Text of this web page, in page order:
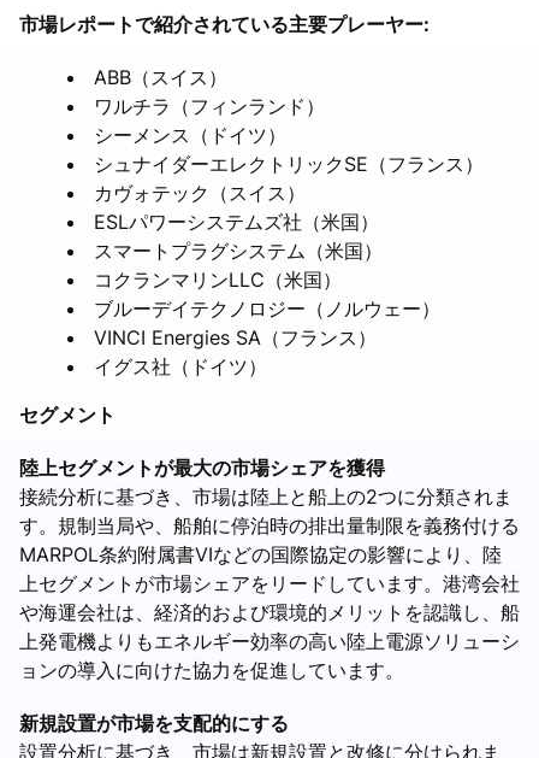
市場レポートで紹介されている主要プレーヤー:
ABB（スイス）
ワルチラ（フィンランド）
シーメンス（ドイツ）
シュナイダーエレクトリックSE（フランス）
カヴォテック（スイス）
ESLパワーシステムズ社（米国）
スマートプラグシステム（米国）
コクランマリンLLC（米国）
ブルーデイテクノロジー（ノルウェー）
VINCI Energies SA（フランス）
イグス社（ドイツ）
セグメント
陸上セグメントが最大の市場シェアを獲得
接続分析に基づき、市場は陸上と船上の2つに分類されま
す。規制当局や、船舶に停泊時の排出量制限を義務付ける
MARPOL条約附属書VIなどの国際協定の影響により、陸
上セグメントが市場シェアをリードしています。港湾会社
や海運会社は、経済的および環境的メリットを認識し、船
上発電機よりもエネルギー効率の高い陸上電源ソリューシ
ョンの導入に向けた協力を促進しています。
新規設置が市場を支配的にする
設置分析に基づき、市場は新規設置と改修に分けられま